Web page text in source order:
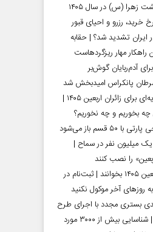
قیمت قبر در بهشت زهرا (س) در سال ۱۴۰۵
رزرو و احیای قبور
ایران تشدید شد؟ | حقابه
راهکار مهار ریزگردهاست
آدم‌ربایان گوش‌بر
پانکراس امیدبخش شد
توصیه‌های تغذیه‌ای برای زائران اربعین ۱۴۰۵ |
چه بخوریم و چه نخوریم؟
قسم باز می‌شود
میلیون نفر در سماح |
را نصب کنند
متقاضیان ارز اربعین ۱۴۰۵ بخوانند | ثبت‌نام در
روز‌های آخر موکول نکنید
درصدی بستری مجدد با اجرای طرح
«پرستار پیگیر» | شناسایی بیش از ۳۰۰۰ مورد